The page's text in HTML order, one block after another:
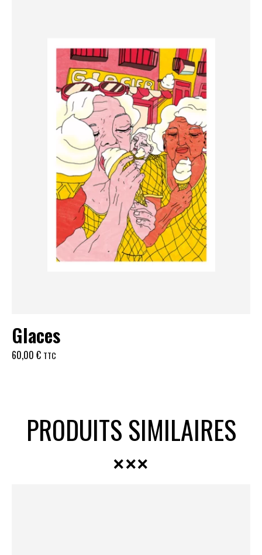
Glaces
60,00 € TTC
PRODUITS SIMILAIRES